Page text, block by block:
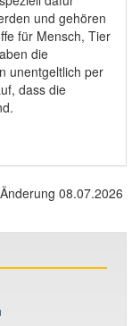
und gehören
für Mensch, Tier
die
unentgeltlich per
dass die
08.07.2026